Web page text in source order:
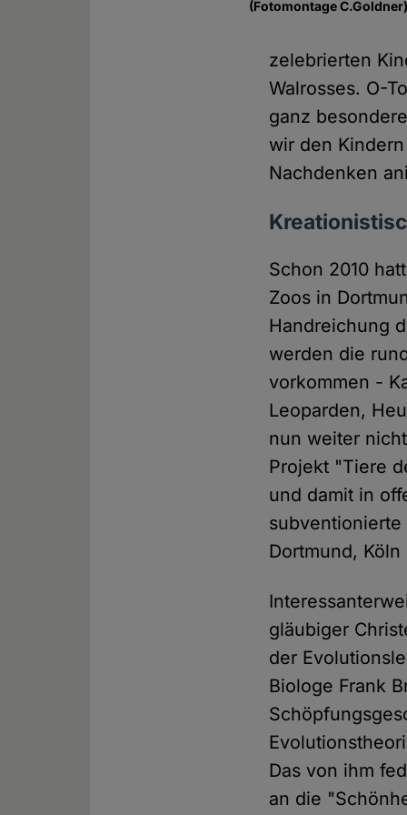
(Fotomontage C.Goldner)
zelebrierten
Walrosses. O-
ganz
wir den
Nachdenken
Schon 2010
Zoos in
Handreichung
werden die
vorkommen -
Leoparden,
nun weiter
Projekt "Tiere
und damit in
Dortmund,
gläubiger
der
Biologe Frank
Das von ihm
an die